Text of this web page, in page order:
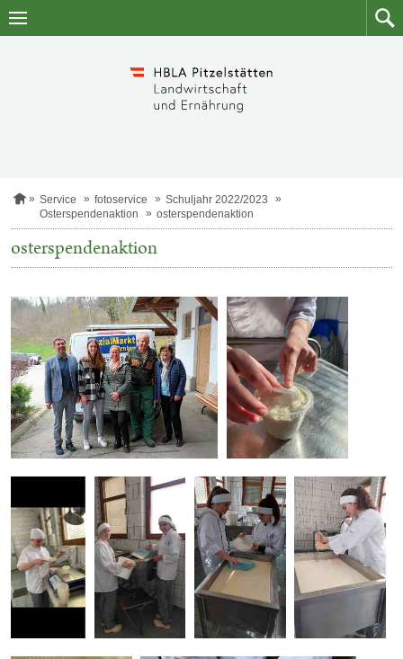
Zum
Zum
S
a
t
s
i
e
Service fotoservice
Schuljahr 2022/2023
Osterspendenaktion
osterspendenaktion
osterspendenaktion